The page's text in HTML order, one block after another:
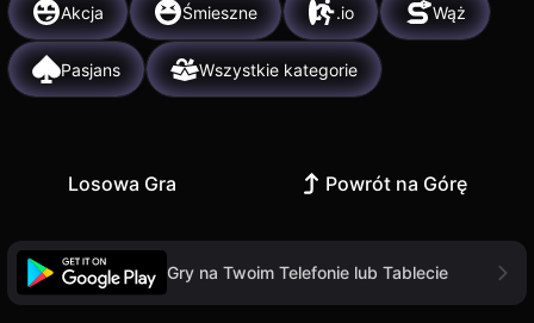
Akcja Śmieszne .io Wąż
Pasjans Wszystkie kategorie
Losowa Gra Powrót na Górę
Gry na Twoim Telefonie lub Tablecie